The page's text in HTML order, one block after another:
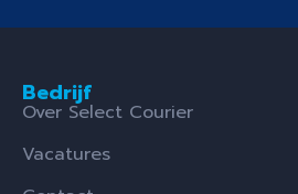
Bedrijf
Over Select Courier
Vacatures